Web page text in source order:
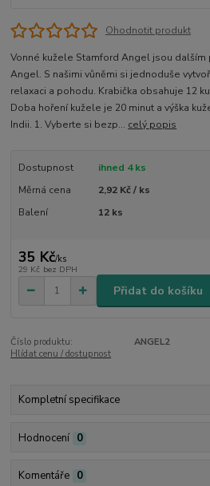
Ohodnotit produkt
Vonné kužele Stamford Angel jsou
Angel. S našimi vůněmi si jednoduše
relaxaci a pohodu. Krabička obsahuje 12
Doba hoření kužele je 20 minut a výška
Indii. 1. Vyberte si bezp... celý popis
Dostupnost
ihned 4 ks
Měrná cena
2,92 Kč / ks
Balení
12 ks
35 Kč/ks
29 Kč bez DPH
Přidat do košíku
Číslo produktu:
ANGEL2
Hlídat cenu / dostupnost
Kompletní specifikace
Hodnocení 0
Komentáře 0